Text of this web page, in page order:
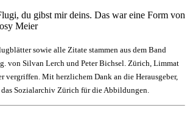
du gibst mir deins. Das war eine Form von
Meier
sowie alle Zitate stammen aus dem Band
von Silvan Lerch und Peter Bichsel. Zürich, Limmat
vergriffen. Mit herzlichem Dank an die Herausgeber,
Sozialarchiv Zürich für die Abbildungen.